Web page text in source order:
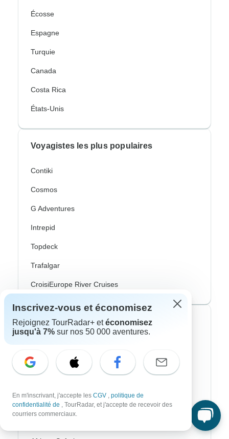
Écosse
Espagne
Turquie
Canada
Costa Rica
États-Unis
Voyagistes les plus populaires
Contiki
Cosmos
G Adventures
Intrepid
Topdeck
Trafalgar
CroisiEurope River Cruises
Styles de voyage les plus populaires
Vélo
Aurores Boréales
Inscrivez-vous et économisez
Rejoignez TourRadar+ etéconomisez
jusqu'à 7% sur nos 50 000 aventures.
En m'inscrivant, j'accepte les CGV , politique de
confidentialité de , TourRadar, et j'accepte de recevoir des
courriers commerciaux.